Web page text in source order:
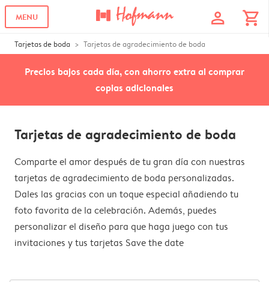
MENU profile shopping_cart
Tarjetas de boda Tarjetas de agradecimiento de boda
Precios bajos cada día, con ahorro extra al comprar
copias adicionales
Tarjetas de agradecimiento de boda
Comparte el amor después de tu gran día con nuestras
tarjetas de agradecimiento de boda personalizadas.
Dales las gracias con un toque especial añadiendo tu
foto favorita de la celebración. Además, puedes
personalizar el diseño para que haga juego con tus
invitaciones y tus tarjetas Save the date